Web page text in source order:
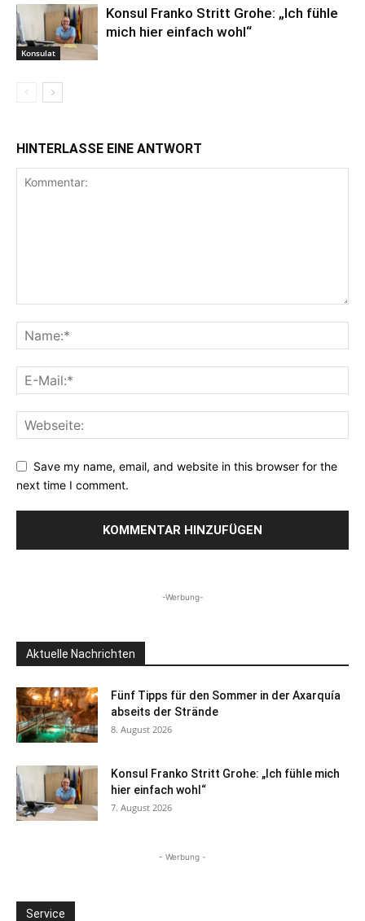
Konsulat
Konsul Franko Stritt Grohe: „Ich fühle
mich hier einfach wohl“
HINTERLASSE EINE ANTWORT
Save my name, email, and website in this browser for the
next time I comment.
-Werbung-
Aktuelle Nachrichten
Fünf Tipps für den Sommer in der Axarquía
abseits der Strände
8. August 2026
Konsul Franko Stritt Grohe: „Ich fühle mich
hier einfach wohl“
7. August 2026
- Werbung -
Service